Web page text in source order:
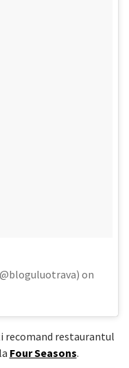
on
recomand restaurantul
Four Seasons.